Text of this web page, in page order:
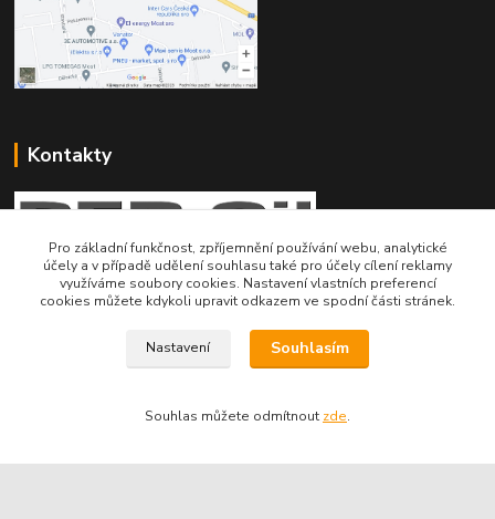
Kontakty
Telefon pro technické dotazy: 775 113 255
Telefon do našeho obchodu : 774 993 479
Pro základní funkčnost, zpříjemnění používání webu, analytické
účely a v případě udělení souhlasu také pro účely cílení reklamy
využíváme soubory cookies. Nastavení vlastních preferencí
cookies můžete kdykoli upravit odkazem ve spodní části stránek.
Nastavení Souhlasím
Souhlas můžete odmítnout zde.